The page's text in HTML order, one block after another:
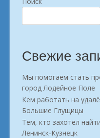
Свежие
Мы помогаем стать
город Лодейное Поле
Кем работать на
Большие Глущицы
Тем, кто захотел
Ленинск-Кузнецк